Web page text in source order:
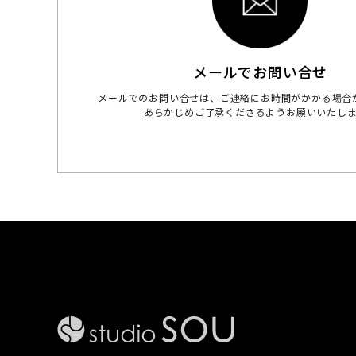
メールでお問い合せ
メールでのお問い合せは、ご連絡にお時間がかかる場合
あらかじめご了承くださるようお願いいたし